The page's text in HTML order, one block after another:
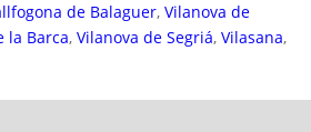
de Balaguer, Vilanova de
la Barca, Vilanova de Segriá, Vilasana,